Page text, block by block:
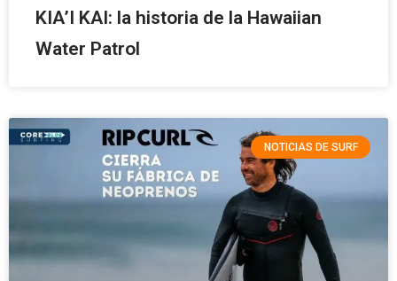
KIA’I KAI: la historia de la Hawaiian
Water Patrol
NOTICIAS DE SURF